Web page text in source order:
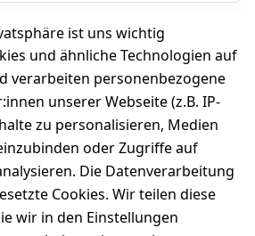
MwSt
1
ist uns wichtig
und ähnliche Technologien auf
verarbeiten personenbezogene
unserer Webseite (z.B. IP-
zu personalisieren, Medien
oder Zugriffe auf
Die Datenverarbeitung
Cookies. Wir teilen diese
wir in den Einstellungen